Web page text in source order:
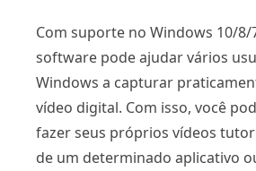
Com suporte no Windows 10/8/
software pode ajudar vários
Windows a capturar
vídeo digital. Com isso, você
fazer seus próprios vídeos
de um determinado aplicativo